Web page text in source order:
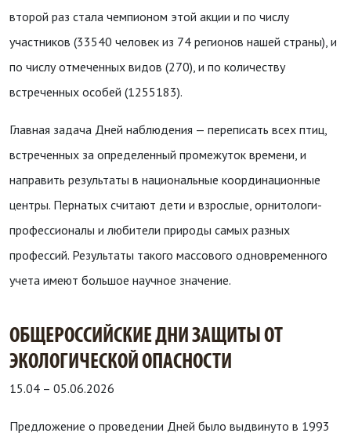
второй раз стала чемпионом этой акции и по числу
участников (33540 человек из 74 регионов нашей страны), и
по числу отмеченных видов (270), и по количеству
встреченных особей (1255183).
Главная задача Дней наблюдения — переписать всех птиц,
встреченных за определенный промежуток времени, и
направить результаты в национальные координационные
центры. Пернатых считают дети и взрослые, орнитологи-
профессионалы и любители природы самых разных
профессий. Результаты такого массового одновременного
учета имеют большое научное значение.
ОБЩЕРОССИЙСКИЕ ДНИ ЗАЩИТЫ ОТ
ЭКОЛОГИЧЕСКОЙ ОПАСНОСТИ
15.04 – 05.06.2026
Предложение о проведении Дней было выдвинуто в 1993